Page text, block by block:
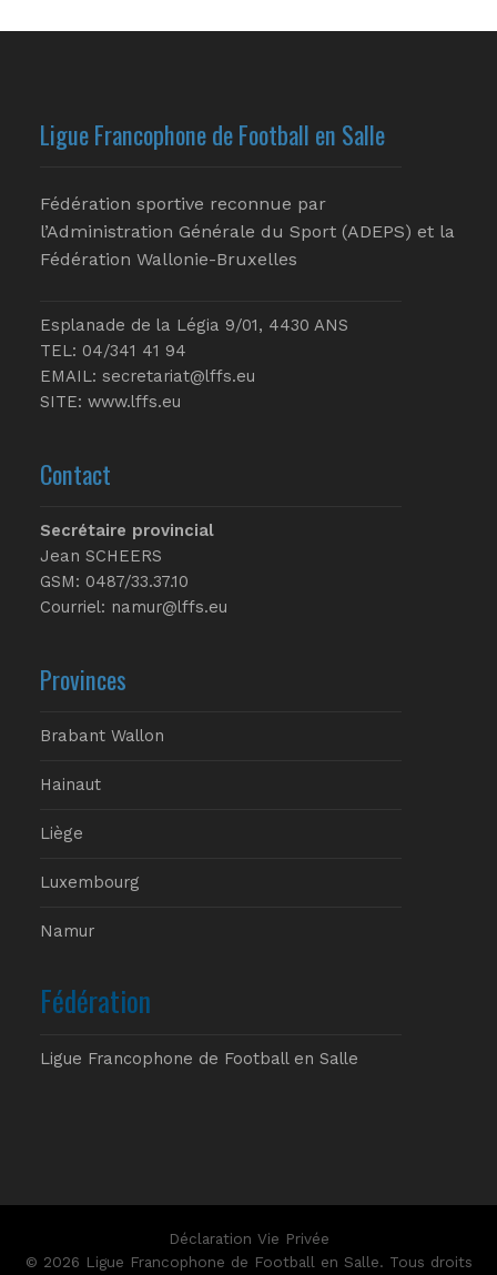
Ligue Francophone de Football en Salle
Fédération sportive reconnue par
l’Administration Générale du Sport (ADEPS) et la
Fédération Wallonie-Bruxelles
Esplanade de la Légia 9/01, 4430 ANS
TEL: 04/341 41 94
EMAIL: secretariat@lffs.eu
SITE: www.lffs.eu
Contact
Secrétaire provincial
Jean SCHEERS
GSM: 0487/33.37.10
Courriel: namur@lffs.eu
Provinces
Brabant Wallon
Hainaut
Liège
Luxembourg
Namur
Fédération
Ligue Francophone de Football en Salle
Déclaration Vie Privée
© 2026 Ligue Francophone de Football en Salle. Tous droits